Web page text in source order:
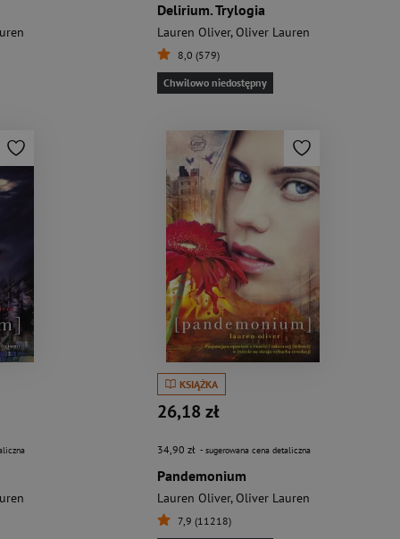
Delirium. Trylogia
Lauren Oliver,Oliver Lauren
8,0 (579)
Chwilowo niedostępny
KSIĄŻKA
26,18 zł
34,90 zł - sugerowana cena detaliczna
Pandemonium
Lauren Oliver,Oliver Lauren
7,9 (11218)